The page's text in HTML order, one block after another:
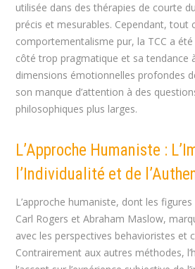
utilisée dans des thérapies de courte
précis et mesurables. Cependant, tout
comportementalisme pur, la TCC a
côté trop pragmatique et sa tendance
dimensions émotionnelles profondes
son manque d’attention à des
philosophiques plus larges.
L’Approche Humaniste :
l’Individualité et de
L’approche humaniste, dont les
Carl Rogers et Abraham Maslow,
avec les perspectives behavioristes et
Contrairement aux autres méthodes,